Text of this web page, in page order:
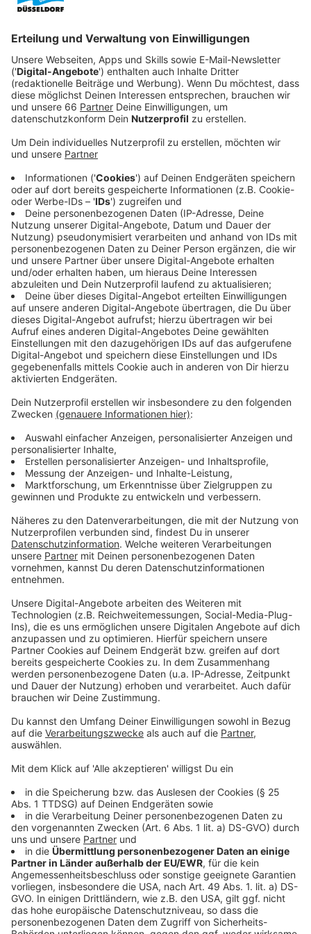
Anzeige
NABU ruft zur Vogelzählung auf
Anzeige
Der Naturschutzbund NABU mit Sitz in Düsseldorf ruft
ab Freitag, 9. Januar 2025, wieder zur „Stunde der
Wintervögel“ auf. Bis Sonntag (11. Januar 2026) sollen
alle Interessierten eine Stunde lang Vögel zählen – am
Futterhäuschen, im Park oder vom Balkon aus.
Anzeige
So funktioniert die Vogelzählung
Anzeige
Gezählt wird die höchste Anzahl jeder Art, die
oder per App gemeldet werden. Die Aktion hilft, den
Bestand von Arten wie Amseln, Meisen oder Spatzen
zu erfassen. Im letzten Jahr haben laut NABU NRW-
weit mehr als 20.000 Menschen bei der Aktion
mitgemacht.
Anzeige
Weitere Infos und Links zum Thema
Anzeige
Das meldet der NABU
Weitere Infos zur "Schulstunde der Wintervögel"
Im Sommer gab es die Zählaktion "Schmetterlingszeit"
Instagram|Facebook| WhatsApp-Kanal
Anzeige